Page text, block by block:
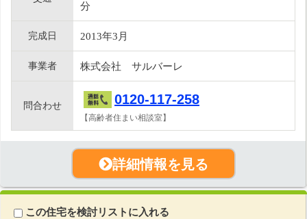
分
完成日 2013年3月
事業者 株式会社 サルバーレ
問合わせ 0120-117-258
【高齢者住まい相談室】
詳細情報を見る
この住宅を検討リストに入れる